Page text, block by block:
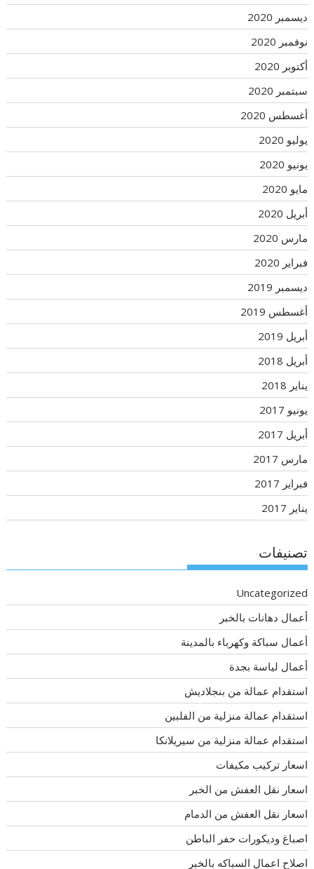
ديسمبر 2020
نوفمبر 2020
أكتوبر 2020
سبتمبر 2020
أغسطس 2020
يوليو 2020
يونيو 2020
مايو 2020
أبريل 2020
مارس 2020
فبراير 2020
ديسمبر 2019
أغسطس 2019
أبريل 2019
أبريل 2018
يناير 2018
يونيو 2017
أبريل 2017
مارس 2017
فبراير 2017
يناير 2017
تصنيفات
Uncategorized
أعمال دهانات بالخبر
أعمال سباكة وكهرباء بالمدينة
أعمال لياسة بجدة
استقدام عمالة من بنجلاديش
استقدام عمالة منزلية من الفلبين
استقدام عمالة منزلية من سيريلانكا
اسعار تركيب مكيفات
اسعار نقل العفش من الخبر
اسعار نقل العفش من الدمام
اصباغ وديكورات حفر الباطن
اصلاح اعمال السباكه بالخبر